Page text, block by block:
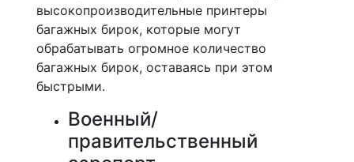
высокопроизводительные принтеры
багажных бирок, которые могут
обрабатывать огромное количество
багажных бирок, оставаясь при этом
быстрыми.
Военный/
правительственный